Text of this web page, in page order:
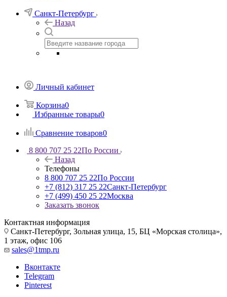
Санкт-Петербург
Назад
Личный кабинет
Корзина0
Избранные товары0
Сравнение товаров0
8 800 707 25 22По России
Назад
Телефоны
8 800 707 25 22По России
+7 (812) 317 25 22Санкт-Петербург
+7 (499) 450 25 22Москва
Заказать звонок
Контактная информация
Санкт-Петербург, Зольная улица, 15, БЦ «Морская столица»,
1 этаж, офис 106
sales@1tmp.ru
Вконтакте
Telegram
Pinterest